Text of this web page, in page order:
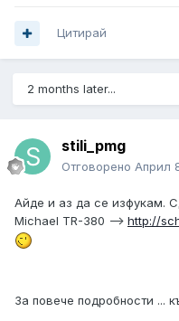
Цитирай
2 months later...
stili_pmg
Отговорено Април
Айде и аз да се изфукам.
Michael TR-380 --> http://
За повече подробности ...